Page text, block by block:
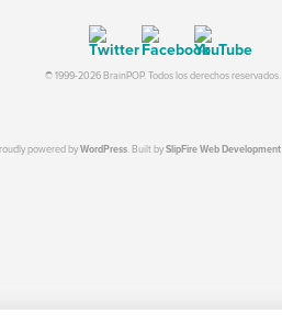
© 1999-2026 BrainPOP. Todos los derechos reservados.
powered byWordPress. Built bySlipFire Web Development